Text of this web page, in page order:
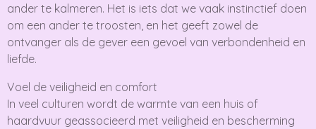
ander te kalmeren. Het is iets dat we vaak instinctief doen
om een ander te troosten, en het geeft zowel de
ontvanger als de gever een gevoel van verbondenheid en
liefde.
Voel de veiligheid en comfort
In veel culturen wordt de warmte van een huis of
haardvuur geassocieerd met veiligheid en bescherming